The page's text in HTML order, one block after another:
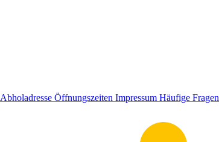
Abholadresse Öffnungszeiten Impressum Häufige Fragen